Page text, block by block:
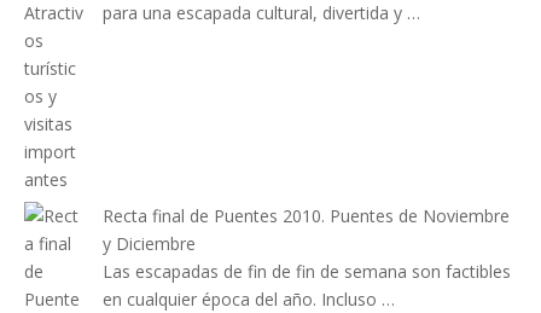
para una escapada cultural, divertida y …
Recta final de Puentes 2010. Puentes de Noviembre
y Diciembre
Las escapadas de fin de fin de semana son factibles
en cualquier época del año. Incluso …